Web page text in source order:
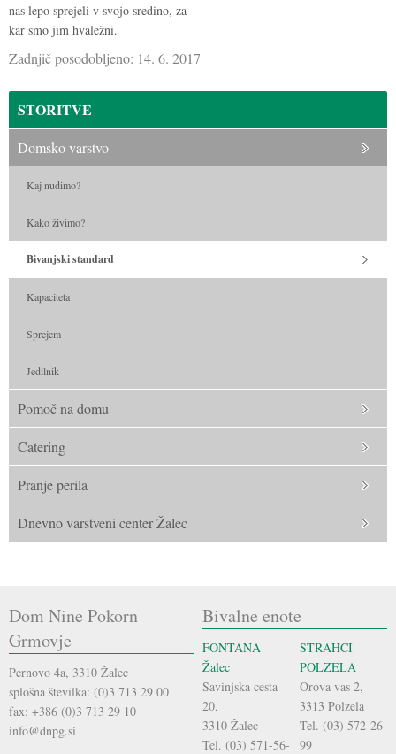
nas lepo sprejeli v svojo sredino, za
kar smo jim hvaležni.
Zadnjič posodobljeno: 14. 6. 2017
STORITVE
Domsko varstvo
Kaj nudimo?
Kako živimo?
Bivanjski standard
Kapaciteta
Sprejem
Jedilnik
Pomoč na domu
Catering
Pranje perila
Dnevno varstveni center Žalec
Dom Nine Pokorn
Grmovje
Pernovo 4a, 3310 Žalec
splošna številka: (0)3 713 29 00
fax: +386 (0)3 713 29 10
info@dnpg.si
Bivalne enote
FONTANA
Žalec
Savinjska cesta
20,
3310 Žalec
Tel. (03) 571-56-
STRAHCI
POLZELA
Orova vas 2,
3313 Polzela
Tel. (03) 572-26-
99